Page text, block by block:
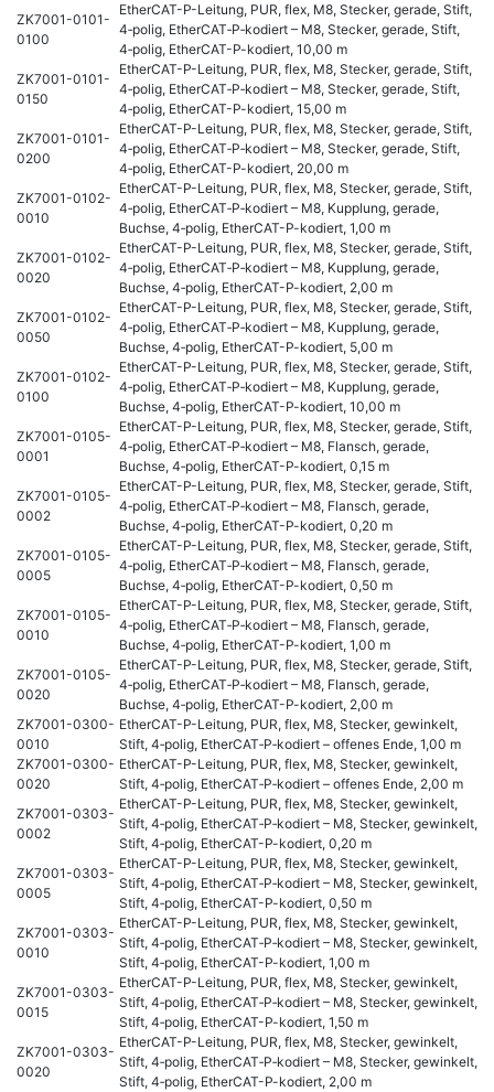
ZK7001-0101-
0100
EtherCAT-P-Leitung, PUR, flex, M8, Stecker, gerade, Stift,
4‑polig, EtherCAT‑P‑kodiert – M8, Stecker, gerade, Stift,
4‑polig, EtherCAT-P-kodiert, 10,00 m
ZK7001-0101-
0150
EtherCAT-P-Leitung, PUR, flex, M8, Stecker, gerade, Stift,
4‑polig, EtherCAT‑P‑kodiert – M8, Stecker, gerade, Stift,
4‑polig, EtherCAT-P-kodiert, 15,00 m
ZK7001-0101-
0200
EtherCAT-P-Leitung, PUR, flex, M8, Stecker, gerade, Stift,
4‑polig, EtherCAT‑P‑kodiert – M8, Stecker, gerade, Stift,
4‑polig, EtherCAT-P-kodiert, 20,00 m
ZK7001-0102-
0010
EtherCAT-P-Leitung, PUR, flex, M8, Stecker, gerade, Stift,
4‑polig, EtherCAT‑P‑kodiert – M8, Kupplung, gerade,
Buchse, 4‑polig, EtherCAT-P-kodiert, 1,00 m
ZK7001-0102-
0020
EtherCAT-P-Leitung, PUR, flex, M8, Stecker, gerade, Stift,
4‑polig, EtherCAT‑P‑kodiert – M8, Kupplung, gerade,
Buchse, 4‑polig, EtherCAT-P-kodiert, 2,00 m
ZK7001-0102-
0050
EtherCAT-P-Leitung, PUR, flex, M8, Stecker, gerade, Stift,
4‑polig, EtherCAT‑P‑kodiert – M8, Kupplung, gerade,
Buchse, 4‑polig, EtherCAT-P-kodiert, 5,00 m
ZK7001-0102-
0100
EtherCAT-P-Leitung, PUR, flex, M8, Stecker, gerade, Stift,
4‑polig, EtherCAT‑P‑kodiert – M8, Kupplung, gerade,
Buchse, 4‑polig, EtherCAT-P-kodiert, 10,00 m
ZK7001-0105-
0001
EtherCAT-P-Leitung, PUR, flex, M8, Stecker, gerade, Stift,
4‑polig, EtherCAT‑P‑kodiert – M8, Flansch, gerade,
Buchse, 4‑polig, EtherCAT-P-kodiert, 0,15 m
ZK7001-0105-
0002
EtherCAT-P-Leitung, PUR, flex, M8, Stecker, gerade, Stift,
4‑polig, EtherCAT‑P‑kodiert – M8, Flansch, gerade,
Buchse, 4‑polig, EtherCAT-P-kodiert, 0,20 m
ZK7001-0105-
0005
EtherCAT-P-Leitung, PUR, flex, M8, Stecker, gerade, Stift,
4‑polig, EtherCAT‑P‑kodiert – M8, Flansch, gerade,
Buchse, 4‑polig, EtherCAT-P-kodiert, 0,50 m
ZK7001-0105-
0010
EtherCAT-P-Leitung, PUR, flex, M8, Stecker, gerade, Stift,
4‑polig, EtherCAT‑P‑kodiert – M8, Flansch, gerade,
Buchse, 4‑polig, EtherCAT-P-kodiert, 1,00 m
ZK7001-0105-
0020
EtherCAT-P-Leitung, PUR, flex, M8, Stecker, gerade, Stift,
4‑polig, EtherCAT‑P‑kodiert – M8, Flansch, gerade,
Buchse, 4‑polig, EtherCAT-P-kodiert, 2,00 m
ZK7001-0300-
0010
EtherCAT-P-Leitung, PUR, flex, M8, Stecker, gewinkelt,
Stift, 4‑polig, EtherCAT‑P‑kodiert – offenes Ende, 1,00 m
ZK7001-0300-
0020
EtherCAT-P-Leitung, PUR, flex, M8, Stecker, gewinkelt,
Stift, 4‑polig, EtherCAT‑P‑kodiert – offenes Ende, 2,00 m
ZK7001-0303-
0002
EtherCAT-P-Leitung, PUR, flex, M8, Stecker, gewinkelt,
Stift, 4‑polig, EtherCAT‑P‑kodiert – M8, Stecker, gewinkelt,
Stift, 4‑polig, EtherCAT-P-kodiert, 0,20 m
ZK7001-0303-
0005
EtherCAT-P-Leitung, PUR, flex, M8, Stecker, gewinkelt,
Stift, 4‑polig, EtherCAT‑P‑kodiert – M8, Stecker, gewinkelt,
Stift, 4‑polig, EtherCAT-P-kodiert, 0,50 m
ZK7001-0303-
0010
EtherCAT-P-Leitung, PUR, flex, M8, Stecker, gewinkelt,
Stift, 4‑polig, EtherCAT‑P‑kodiert – M8, Stecker, gewinkelt,
Stift, 4‑polig, EtherCAT-P-kodiert, 1,00 m
ZK7001-0303-
0015
EtherCAT-P-Leitung, PUR, flex, M8, Stecker, gewinkelt,
Stift, 4‑polig, EtherCAT‑P‑kodiert – M8, Stecker, gewinkelt,
Stift, 4‑polig, EtherCAT-P-kodiert, 1,50 m
ZK7001-0303-
0020
EtherCAT-P-Leitung, PUR, flex, M8, Stecker, gewinkelt,
Stift, 4‑polig, EtherCAT‑P‑kodiert – M8, Stecker, gewinkelt,
Stift, 4‑polig, EtherCAT-P-kodiert, 2,00 m